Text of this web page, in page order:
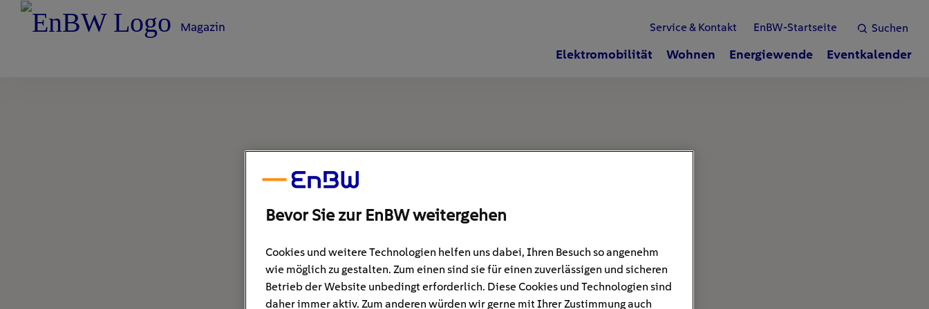
Magazin Suchen
Service & Kontakt EnBW-Startseite
Elektromobilität Wohnen Energiewende Eventkalender
Bevor Sie zur EnBW weitergehen
Cookies und weitere Technologien helfen uns dabei, Ihren Besuch so angenehm
wie möglich zu gestalten. Zum einen sind sie für einen zuverlässigen und sicheren
Betrieb der Website unbedingt erforderlich. Diese Cookies und Technologien sind
daher immer aktiv. Zum anderen würden wir gerne mit Ihrer Zustimmung auch